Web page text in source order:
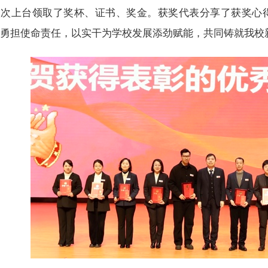
上台领取了奖杯、证书、奖金。获奖代表分享了获奖
担使命责任，以实干为学校发展添劲赋能，共同铸就我校